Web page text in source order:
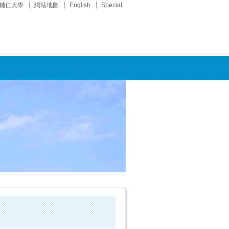
仁大學 網站地圖 English Special